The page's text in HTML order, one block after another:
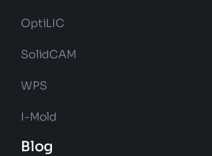
OptiLIC
SolidCAM
WPS
I-Mold
Blog